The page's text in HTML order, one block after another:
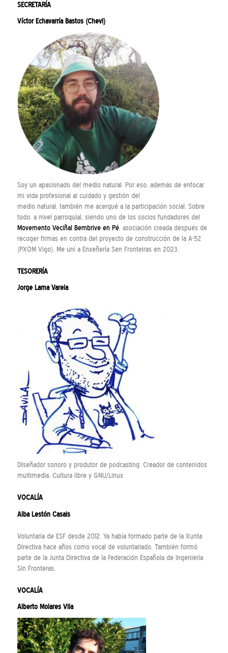
SECRETARÍA
Víctor Echavarría Bastos (Chevi)
Soy un apasionado del medio natural. Por eso, además de enfocar
mi vida profesional al cuidado y gestión del
medio natural, también me acerqué a la participación social. Sobre
todo, a nivel parroquial, siendo uno de los socios fundadores del
Movemento Veciñal Bembrive en Pé, asociación creada después de
recoger firmas en contra del proyecto de construcción de la A-52
(PXOM Vigo). Me uní a Enxeñería Sen Fronteiras en 2023.
TESORERÍA
Jorge Lama Varela
Diseñador sonoro y produtor de podcasting. Creador de contenidos
multimedia. Cultura libre y GNU/Linux
VOCALÍA
Alba Lestón Casais
Voluntaria de ESF desde 2012. Ya había formado parte de la Xunta
Directiva hace años como vocal de voluntariado. También formó
parte de la Junta Directiva de la Federación Española de Ingeniería
Sin Fronteras.
VOCALÍA
Alberto Molares Vila